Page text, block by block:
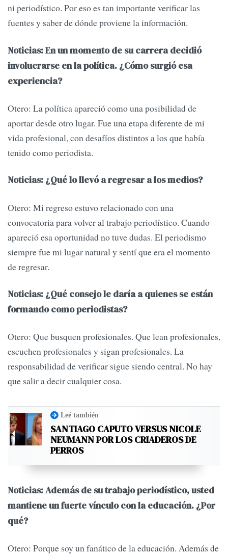
ni periodístico. Por eso es tan importante verificar las
fuentes y saber de dónde proviene la información.
Noticias: En un momento de su carrera decidió
involucrarse en la política. ¿Cómo surgió esa
experiencia?
Otero: La política apareció como una posibilidad de
aportar desde otro lugar. Fue una etapa diferente de mi
vida profesional, con desafíos distintos a los que había
tenido como periodista.
Noticias: ¿Qué lo llevó a regresar a los medios?
Otero: Mi regreso estuvo relacionado con una
convocatoria para volver al trabajo periodístico. Cuando
apareció esa oportunidad no tuve dudas. El periodismo
siempre fue mi lugar natural y sentí que era el momento
de regresar.
Noticias: ¿Qué consejo le daría a quienes se están
formando como periodistas?
Otero: Que busquen profesionales. Que lean profesionales,
escuchen profesionales y sigan profesionales. La
responsabilidad de verificar sigue siendo central. No hay
que salir a decir cualquier cosa.
Leé también
SANTIAGO CAPUTO VERSUS NICOLE
NEUMANN POR LOS CRIADEROS DE
PERROS
Noticias: Además de su trabajo periodístico, usted
mantiene un fuerte vínculo con la educación. ¿Por
qué?
Otero: Porque soy un fanático de la educación. Además de